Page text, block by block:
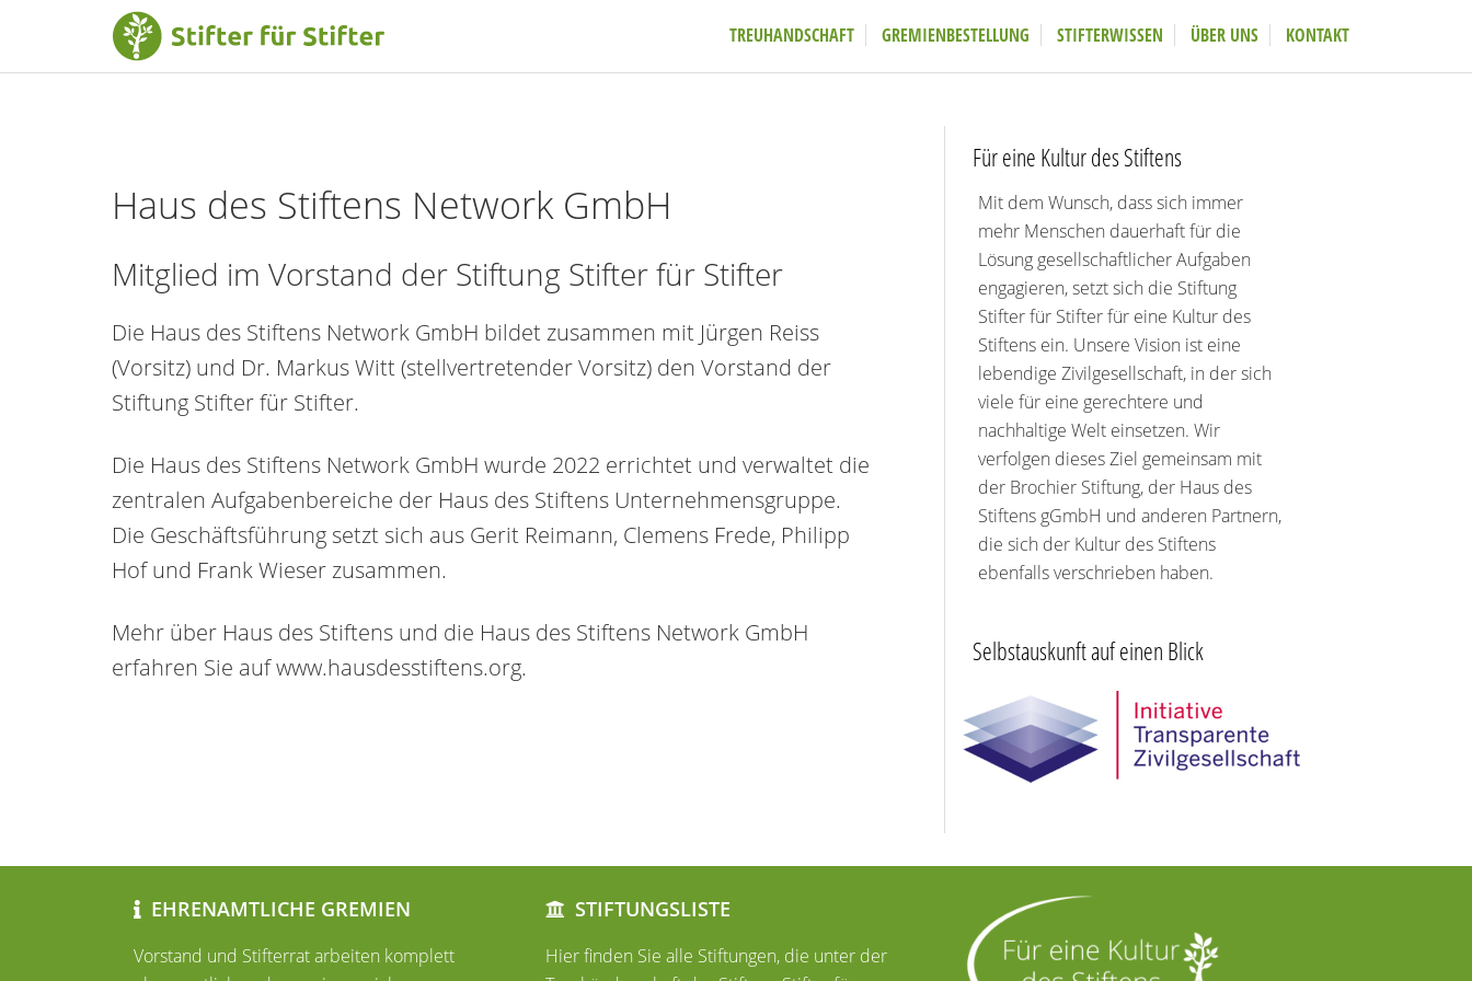
TREUHANDSCHAFT GREMIENBESTELLUNG STIFTERWISSEN ÜBER UNS KONTAKT
Haus des Stiftens Network GmbH
Mitglied im Vorstand der Stiftung Stifter für Stifter
Die Haus des Stiftens Network GmbH bildet zusammen mit Jürgen Reiss
(Vorsitz) und Dr. Markus Witt (stellvertretender Vorsitz) den Vorstand der
Stiftung Stifter für Stifter.
Die Haus des Stiftens Network GmbH wurde 2022 errichtet und verwaltet die
zentralen Aufgabenbereiche der Haus des Stiftens Unternehmensgruppe.
Die Geschäftsführung setzt sich aus Gerit Reimann, Clemens Frede, Philipp
Hof und Frank Wieser zusammen.
Mehr über Haus des Stiftens und die Haus des Stiftens Network GmbH
erfahren Sie auf www.hausdesstiftens.org.
Für eine Kultur des Stiftens
Mit dem Wunsch, dass sich immer
mehr Menschen dauerhaft für die
Lösung gesellschaftlicher Aufgaben
engagieren, setzt sich die Stiftung
Stifter für Stifter für eine Kultur des
Stiftens ein. Unsere Vision ist eine
lebendige Zivilgesellschaft, in der sich
viele für eine gerechtere und
nachhaltige Welt einsetzen. Wir
verfolgen dieses Ziel gemeinsam mit
der Brochier Stiftung, der Haus des
Stiftens gGmbH und anderen Partnern,
die sich der Kultur des Stiftens
ebenfalls verschrieben haben.
Selbstauskunft auf einen Blick
EHRENAMTLICHE GREMIEN
Vorstand und Stifterrat arbeiten komplett
STIFTUNGSLISTE
Hier finden Sie alle Stiftungen, die unter der